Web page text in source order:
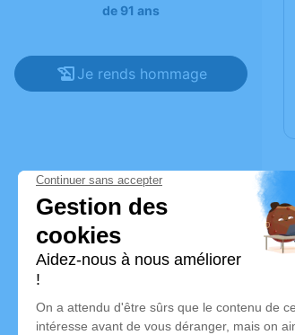
de 91 ans
Je rends hommage